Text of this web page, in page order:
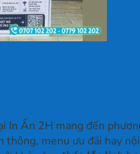
In Ấn 2H mang đến
menu ưu đãi hay